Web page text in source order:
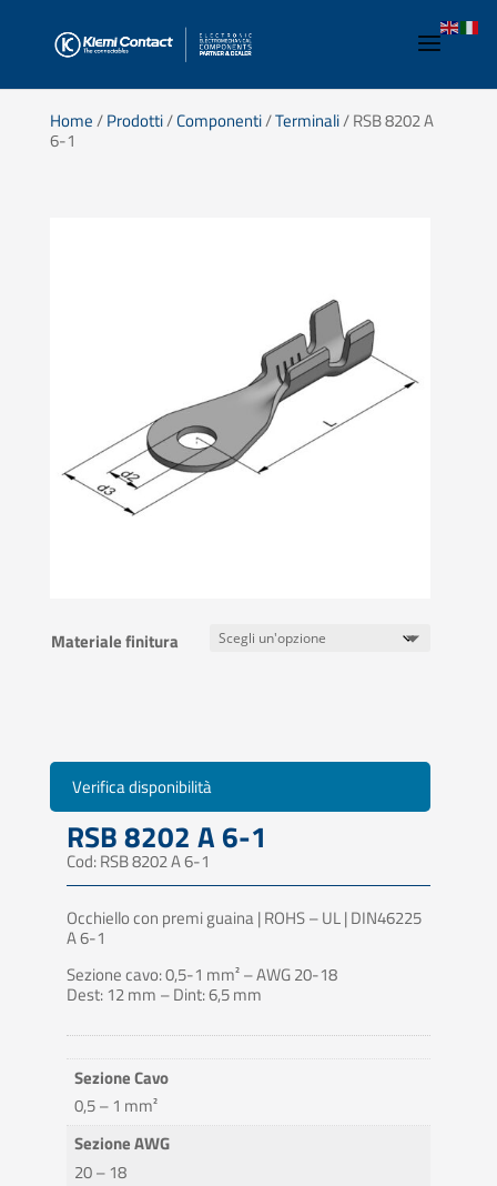
Home/Prodotti/Componenti/Terminali/ RSB 8202 A
6-1
Materiale finitura
Verifica disponibilità
RSB 8202 A 6-1
Cod: RSB 8202 A 6-1
Occhiello con premi guaina | ROHS – UL | DIN46225
A 6-1
Sezione cavo: 0,5-1 mm² – AWG 20-18
Dest: 12 mm – Dint: 6,5 mm
Sezione Cavo
0,5 – 1 mm²
Sezione AWG
20 – 18